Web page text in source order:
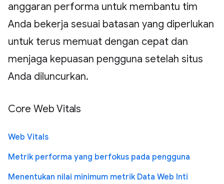
anggaran performa untuk membantu tim
Anda bekerja sesuai batasan yang diperlukan
untuk terus memuat dengan cepat dan
menjaga kepuasan pengguna setelah situs
Anda diluncurkan.
Core Web Vitals
Web Vitals
Metrik performa yang berfokus pada pengguna
Menentukan nilai minimum metrik Data Web Inti